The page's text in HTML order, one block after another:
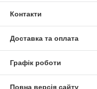
Контакти
Доставка та оплата
Графік роботи
Повна версія сайту